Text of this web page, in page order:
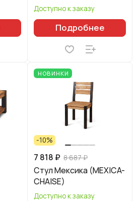
Доступно к заказу
Подробнее
НОВИНКИ
-10%
7 818 ₽ 8 687 ₽
Стул Мексика (MEXICA-
CHAISE)
Доступно к заказу